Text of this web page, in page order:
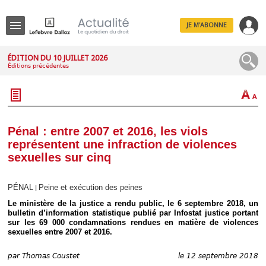
JE M'ABONNE
ÉDITION DU 10 JUILLET 2026
Éditions précédentes
Pénal : entre 2007 et 2016, les viols
représentent une infraction de violences
sexuelles sur cinq
PÉNAL
Peine et exécution des peines
Le ministère de la justice a rendu public, le 6 septembre 2018, un
bulletin d’information statistique publié par Infostat justice portant
sur les 69 000 condamnations rendues en matière de violences
sexuelles entre 2007 et 2016.
par Thomas Coustet le 12 septembre 2018